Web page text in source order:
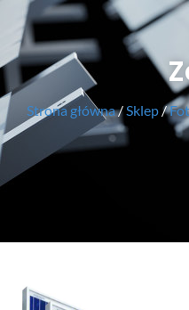
Strona główna/Sklep/